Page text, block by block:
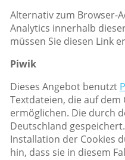
Alternativ zum Browser-
Analytics innerhalb
müssen Sie diesen Link
Piwik
Dieses Angebot benutzt
Textdateien, die auf
ermöglichen. Die durch
Deutschland
Installation der Cookies
hin, dass sie in diesem